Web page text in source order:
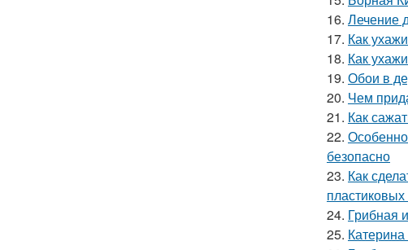
16. Лечение
17. Как
18. Как
19. Обои в
20. Чем
21. Как
22.
безопасно
23. Как
24. Грибная
25.